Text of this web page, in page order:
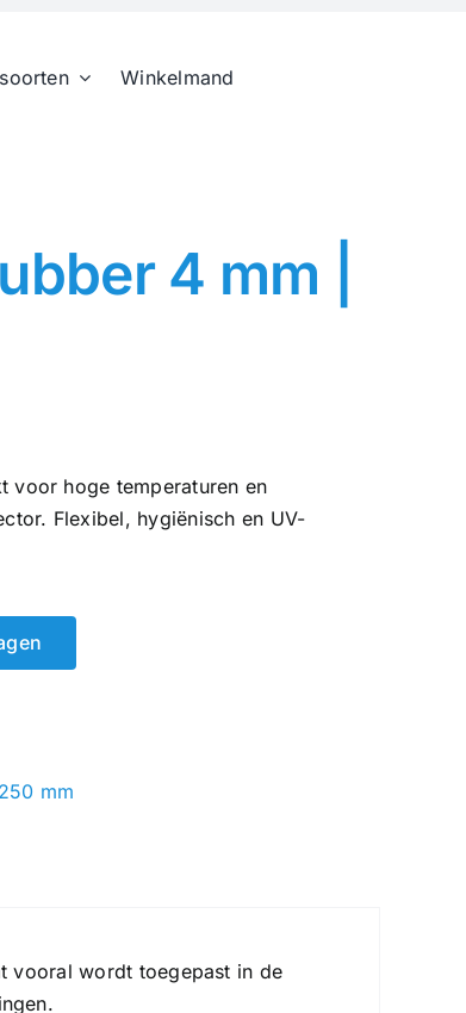
Winkelmand
4 mm |
voor hoge temperaturen en
Flexibel, hygiënisch en UV-
mm
vooral wordt toegepast in de